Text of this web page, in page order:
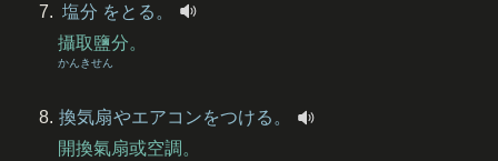
塩分 をとる。
攝取鹽分。
換気扇
かんきせん
やエアコンをつける。
開換氣扇或空調。